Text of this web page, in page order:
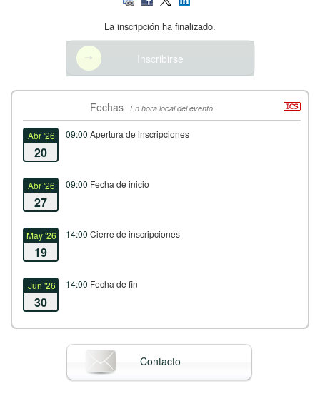
La inscripción ha finalizado.
Inscribirse
Fechas En hora local del evento
Abr '26
20
09:00 Apertura de inscripciones
Abr '26
27
09:00 Fecha de inicio
May '26
19
14:00 Cierre de inscripciones
Jun '26
30
14:00 Fecha de fin
Contacto